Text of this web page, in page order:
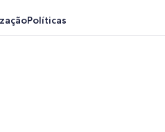
Políticas